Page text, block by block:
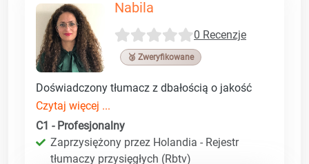
Nabila
0 Recenzje
🥉 Zweryfikowane
Doświadczony tłumacz z dbałością o jakość
Czytaj więcej ...
C1 - Profesjonalny
Zaprzysiężony przez Holandia - Rejestr
tłumaczy przysięgłych (Rbtv)